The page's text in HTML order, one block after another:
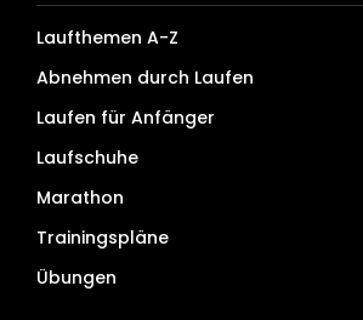
Laufthemen A-Z
Abnehmen durch Laufen
Laufen für Anfänger
Laufschuhe
Marathon
Trainingspläne
Übungen